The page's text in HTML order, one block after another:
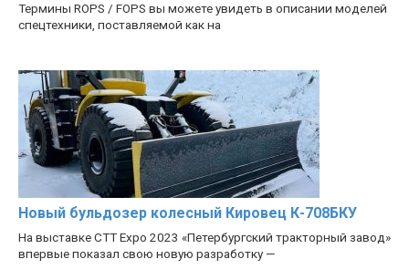
Термины ROPS / FOPS вы можете увидеть в описании моделей
спецтехники, поставляемой как на
Новый бульдозер колесный Кировец К-708БКУ
На выставке CTT Expo 2023 «Петербургский тракторный завод»
впервые показал свою новую разработку —